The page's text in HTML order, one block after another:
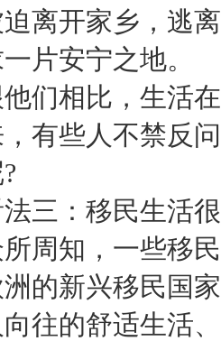
离开家乡，逃
片安宁之地。
相比，生活在
有些人不禁反
：移民生活很
知，一些移民
洲的新兴移民国
往的舒适生活